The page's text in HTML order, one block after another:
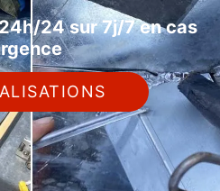
24 sur 7j/7 en cas